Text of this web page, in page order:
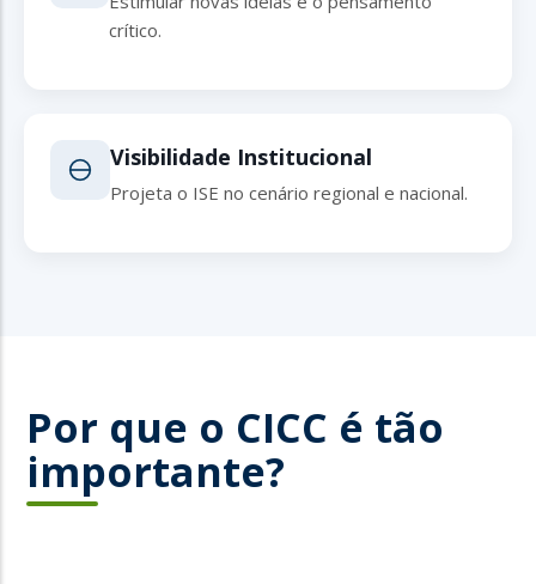
crítico.
Visibilidade Institucional
Projeta o ISE no cenário regional e nacional.
Por que o CICC é tão
importante?